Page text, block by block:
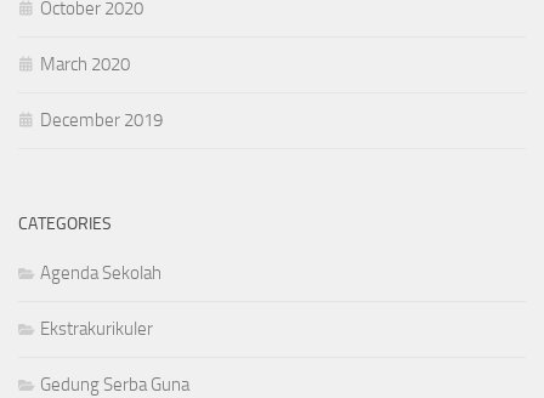
October 2020
March 2020
December 2019
CATEGORIES
Agenda Sekolah
Ekstrakurikuler
Gedung Serba Guna